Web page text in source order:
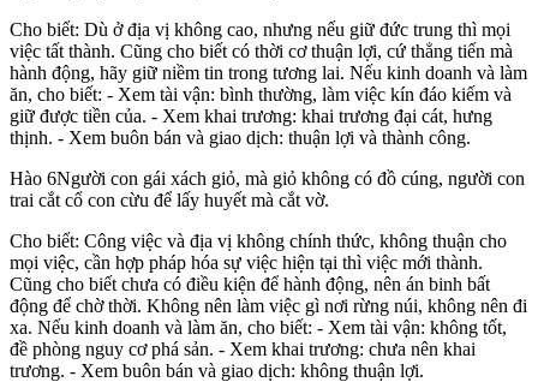
Cho biết: Dù ở địa vị không cao, nhưng nếu giữ đức trung thì mọi
việc tất thành. Cũng cho biết có thời cơ thuận lợi, cứ thẳng tiến mà
hành động, hãy giữ niềm tin trong tương lai. Nếu kinh doanh và làm
ăn, cho biết: - Xem tài vận: bình thường, làm việc kín đáo kiếm và
giữ được tiền của. - Xem khai trương: khai trương đại cát, hưng
thịnh. - Xem buôn bán và giao dịch: thuận lợi và thành công.
Hào 6Người con gái xách giỏ, mà giỏ không có đồ cúng, người con
trai cắt cổ con cừu để lấy huyết mà cắt vờ.
Cho biết: Công việc và địa vị không chính thức, không thuận cho
mọi việc, cần hợp pháp hóa sự việc hiện tại thì việc mới thành.
Cũng cho biết chưa có điều kiện để hành động, nên án binh bất
động để chờ thời. Không nên làm việc gì nơi rừng núi, không nên đi
xa. Nếu kinh doanh và làm ăn, cho biết: - Xem tài vận: không tốt,
đề phòng nguy cơ phá sản. - Xem khai trương: chưa nên khai
trương. - Xem buôn bán và giao dịch: không thuận lợi.